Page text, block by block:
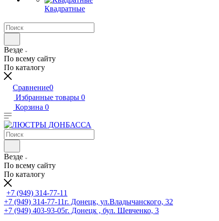
Квадратные
Везде
По всему сайту
По каталогу
Сравнение0
Избранные товары 0
Корзина 0
Везде
По всему сайту
По каталогу
+7 (949) 314-77-11
+7 (949) 314-77-11г. Донецк, ул.Владычанского, 32
+7 (949) 403-93-05г. Донецк , бул. Шевченко, 3